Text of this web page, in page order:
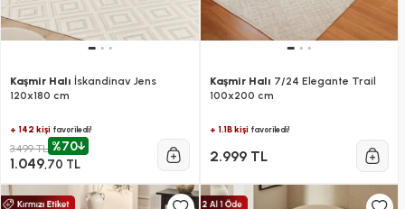
Kaşmir Halı İskandinav Jens
120x180 cm
+ 142 kişi favoriledi!
3.499 TL %70
1.049,70 TL
Kaşmir Halı 7/24 Elegante Trail
100x200 cm
+ 1.1B kişifavoriledi!
2.999 TL